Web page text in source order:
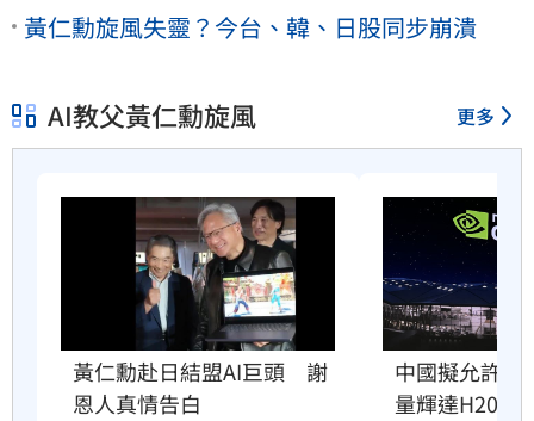
黃仁勳旋風失靈？今台、韓、日股同步崩潰
AI教父黃仁勳旋風 更多
黃仁勳赴日結盟AI巨頭　謝
恩人真情告白
中國擬允許AI
量輝達H200